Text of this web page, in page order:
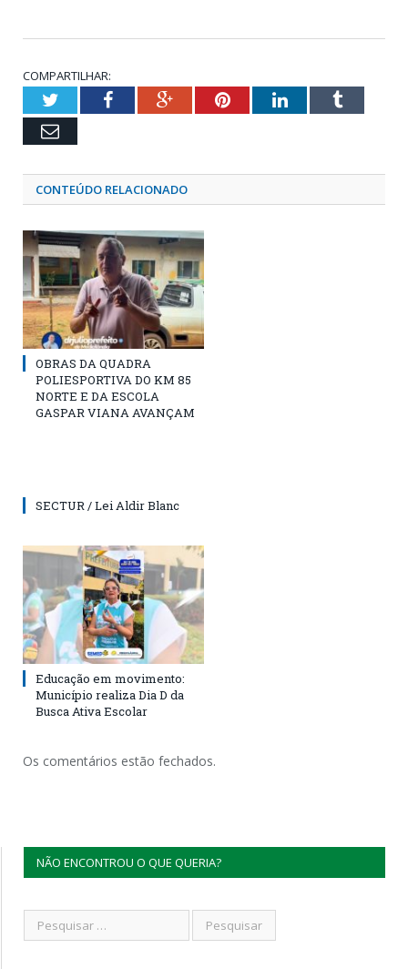
COMPARTILHAR:
TwitterFacebookGoogle+PinterestLinkedInTumblr
Email
CONTEÚDO RELACIONADO
OBRAS DA QUADRA
POLIESPORTIVA DO KM 85
NORTE E DA ESCOLA
GASPAR VIANA AVANÇAM
SECTUR / Lei Aldir Blanc
Educação em movimento:
Município realiza Dia D da
Busca Ativa Escolar
Os comentários estão fechados.
NÃO ENCONTROU O QUE QUERIA?